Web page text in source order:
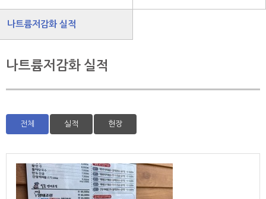
나트륨저감화 실적
나트륨저감화 실적
전체 실적 현장